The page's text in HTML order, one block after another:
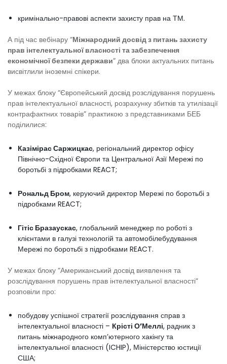
кримінально-правові аспекти захисту прав на ТМ.
А під час вебінару “Міжнародний досвід з питань захисту
прав інтелектуальної власності та забезпечення
економічної безпеки держави” два блоки актуальних питань
висвітлили іноземні спікери.
У межах блоку “Європейський досвід розслідування порушень
прав інтелектуальної власності, розрахунку збитків та утилізації
контрафактних товарів” практикою з представниками БЕБ
поділилися:
Казімірас Саржицкас, регіональний директор офісу
Північно-Східної Європи та Центральної Азії Мережі по
боротьбі з підробками REACT;
Рональд Бром, керуючий директор Мережі по боротьбі з
підробками REACT;
Гітіс Бразаускас, глобальний менеджер по роботі з
клієнтами в галузі технологій та автомобілебудування
Мережі по боротьбі з підробками REACT.
У межах блоку “Американський досвід виявлення та
розслідування порушень прав інтелектуальної власності”
розповіли про:
побудову успішної стратегії розслідування справ з
інтелектуальної власності – Крісті О’Меллі, радник з
питань міжнародного комп’ютерного хакінгу та
інтелектуальної власності (ICHIP), Міністерство юстиції
США;